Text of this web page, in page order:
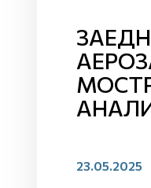
23.05.2025